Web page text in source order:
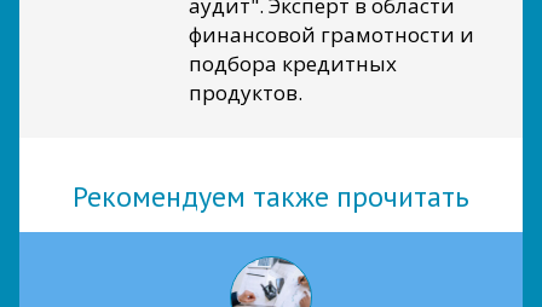
финансовой грамотности и
подбора кредитных
продуктов.
Рекомендуем также прочитать